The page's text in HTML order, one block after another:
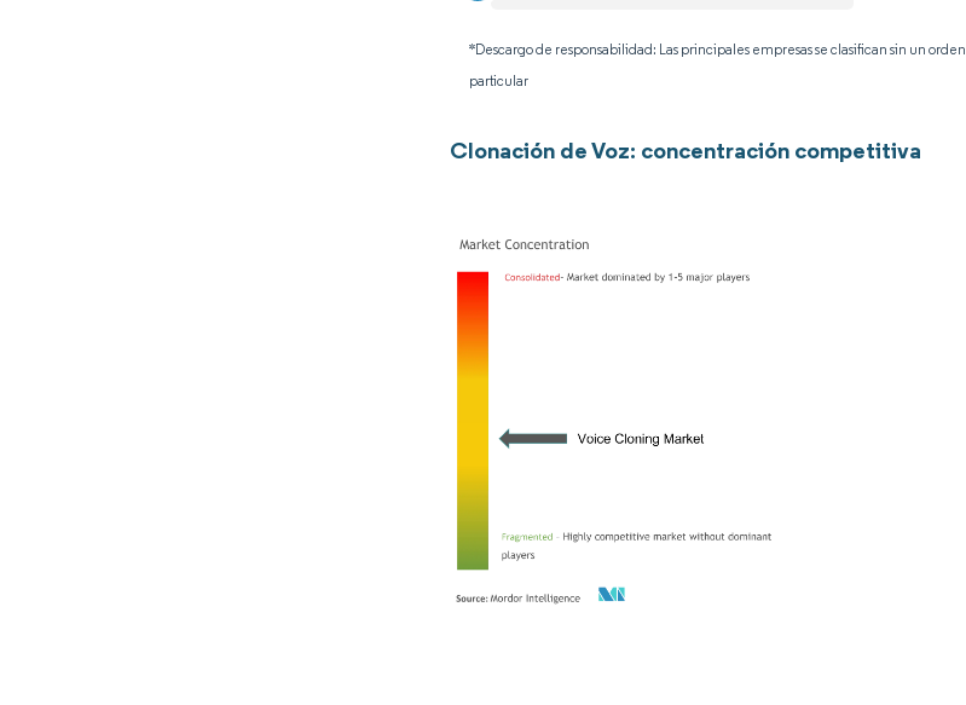
*Descargo de responsabilidad: Las principales empresas se clasifican sin un orden
particular
Clonación de Voz: concentración competitiva